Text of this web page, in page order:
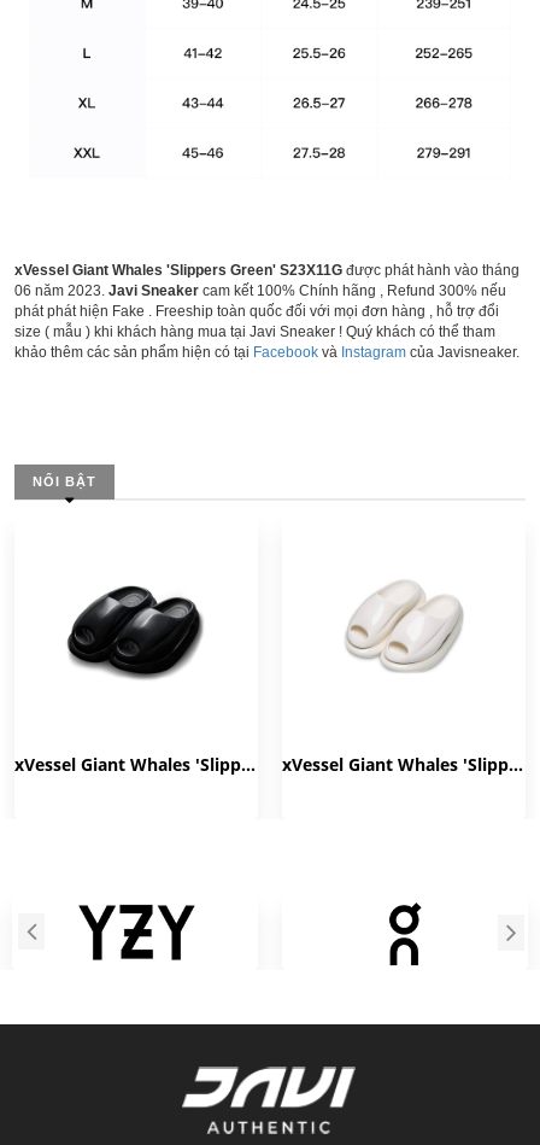
xVessel Giant Whales 'Slippers Green' S23X11G được phát hành vào tháng
06 năm 2023. Javi Sneaker cam kết 100% Chính hãng , Refund 300% nếu
phát phát hiện Fake . Freeship toàn quốc đối với mọi đơn hàng , hỗ trợ đổi
size ( mẫu ) khi khách hàng mua tại Javi Sneaker ! Quý khách có thể tham
khảo thêm các sản phẩm hiện có tại Facebook và Instagram của Javisneaker.
NỔI BẬT
xVessel Giant Whales 'Slippers Black' S23X11B xVessel Giant Whales 'Slippers White' S23X11W